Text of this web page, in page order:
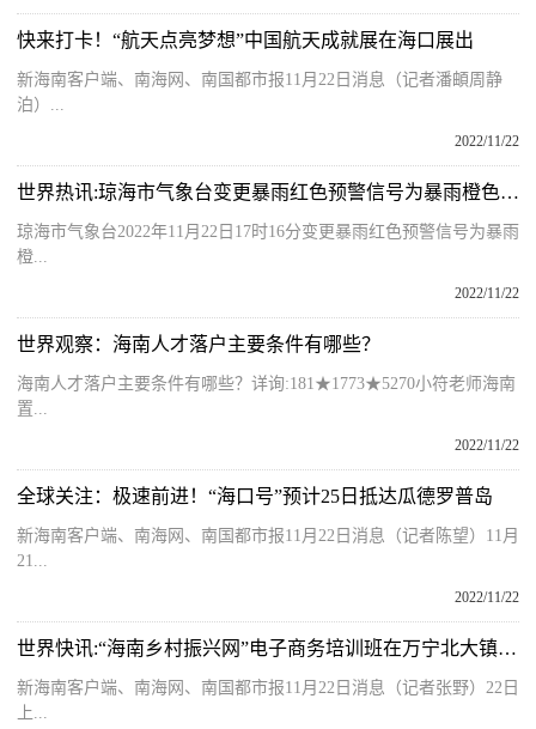
快来打卡！“航天点亮梦想”中国航天成就展在海口展出
新海南客户端、南海网、南国都市报11月22日消息（记者潘頔周静
泊）...
2022/11/22
世界热讯:琼海市气象台变更暴雨红色预警信号为暴雨橙色预警信号
琼海市气象台2022年11月22日17时16分变更暴雨红色预警信号为暴雨
橙...
2022/11/22
世界观察：海南人才落户主要条件有哪些？
海南人才落户主要条件有哪些？详询:181★1773★5270小符老师海南
置...
2022/11/22
全球关注：极速前进！“海口号”预计25日抵达瓜德罗普岛
新海南客户端、南海网、南国都市报11月22日消息（记者陈望）11月
21...
2022/11/22
世界快讯:“海南乡村振兴网”电子商务培训班在万宁北大镇开班
新海南客户端、南海网、南国都市报11月22日消息（记者张野）22日
上...